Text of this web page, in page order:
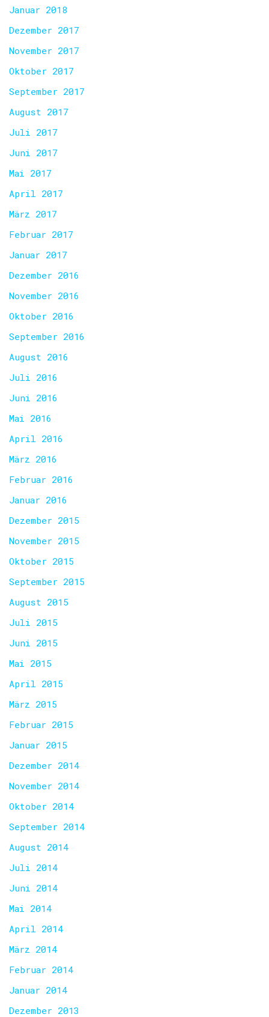
Januar 2018
Dezember 2017
November 2017
Oktober 2017
September 2017
August 2017
Juli 2017
Juni 2017
Mai 2017
April 2017
März 2017
Februar 2017
Januar 2017
Dezember 2016
November 2016
Oktober 2016
September 2016
August 2016
Juli 2016
Juni 2016
Mai 2016
April 2016
März 2016
Februar 2016
Januar 2016
Dezember 2015
November 2015
Oktober 2015
September 2015
August 2015
Juli 2015
Juni 2015
Mai 2015
April 2015
März 2015
Februar 2015
Januar 2015
Dezember 2014
November 2014
Oktober 2014
September 2014
August 2014
Juli 2014
Juni 2014
Mai 2014
April 2014
März 2014
Februar 2014
Januar 2014
Dezember 2013